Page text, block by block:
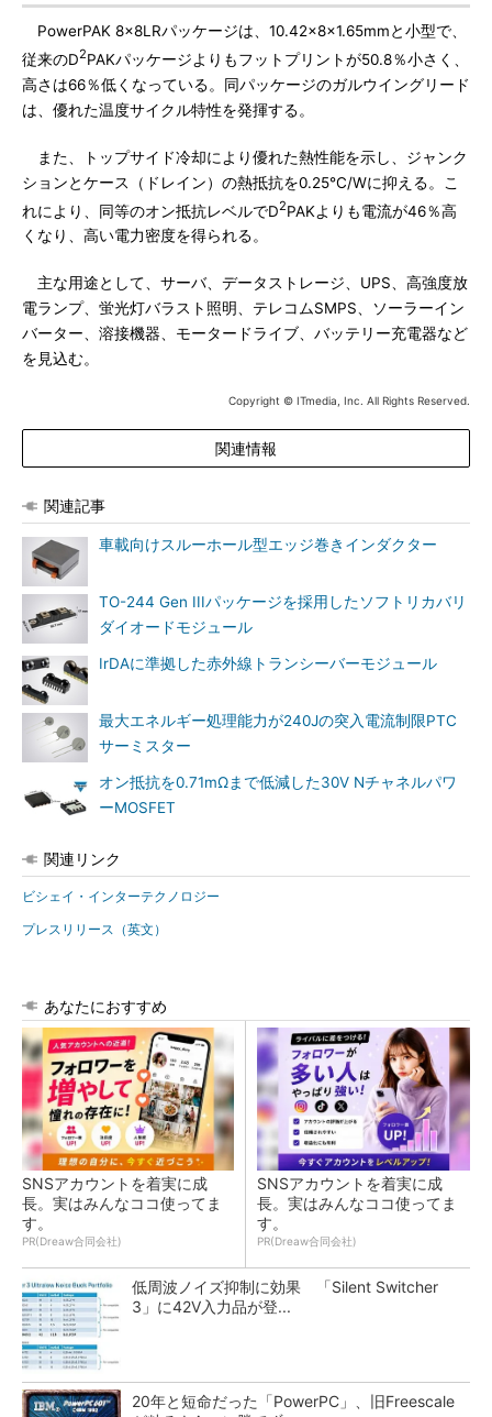
PowerPAK 8×8LRパッケージは、10.42×8×1.65mmと小型で、
従来のD2PAKパッケージよりもフットプリントが50.8％小さく、
高さは66％低くなっている。同パッケージのガルウイングリード
は、優れた温度サイクル特性を発揮する。
また、トップサイド冷却により優れた熱性能を示し、ジャンク
ションとケース（ドレイン）の熱抵抗を0.25℃/Wに抑える。こ
れにより、同等のオン抵抗レベルでD2PAKよりも電流が46％高
くなり、高い電力密度を得られる。
主な用途として、サーバ、データストレージ、UPS、高強度放
電ランプ、蛍光灯バラスト照明、テレコムSMPS、ソーラーイン
バーター、溶接機器、モータードライブ、バッテリー充電器など
を見込む。
Copyright © ITmedia, Inc. All Rights Reserved.
関連情報
関連記事
車載向けスルーホール型エッジ巻きインダクター
TO-244 Gen IIIパッケージを採用したソフトリカバリ
ダイオードモジュール
IrDAに準拠した赤外線トランシーバーモジュール
最大エネルギー処理能力が240Jの突入電流制限PTC
サーミスター
オン抵抗を0.71mΩまで低減した30V Nチャネルパワ
ーMOSFET
関連リンク
ビシェイ・インターテクノロジー
プレスリリース（英文）
あなたにおすすめ
SNSアカウントを着実に成
長。実はみんなココ使ってま
す。
PR(Dreaw合同会社)
SNSアカウントを着実に成
長。実はみんなココ使ってま
す。
PR(Dreaw合同会社)
低周波ノイズ抑制に効果 「Silent Switcher
3」に42V入力品が登...
20年と短命だった「PowerPC」、旧Freescale